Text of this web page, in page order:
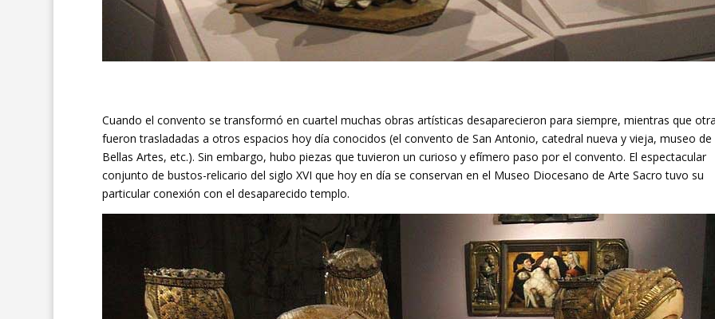
Cuando el convento se transformó en cuartel muchas obras artísticas desaparecieron para siempre, mientras que
fueron trasladadas a otros espacios hoy día conocidos (el convento de San Antonio, catedral nueva y vieja, museo de
Bellas Artes, etc.). Sin embargo, hubo piezas que tuvieron un curioso y efímero paso por el convento. El espectacular
conjunto de bustos-relicario del siglo XVI que hoy en día se conservan en el Museo Diocesano de Arte Sacro tuvo su
particular conexión con el desaparecido templo.